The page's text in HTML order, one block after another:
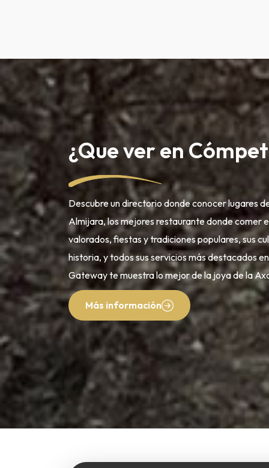
¿Que ver en
Descubre un directorio donde conocer lugares
Almijara, los mejores restaurante donde comer
valorados, fiestas y tradiciones populares, sus
historia, y todos sus servicios más destacados
Gateway te muestra lo mejor de la joya de la
Más información